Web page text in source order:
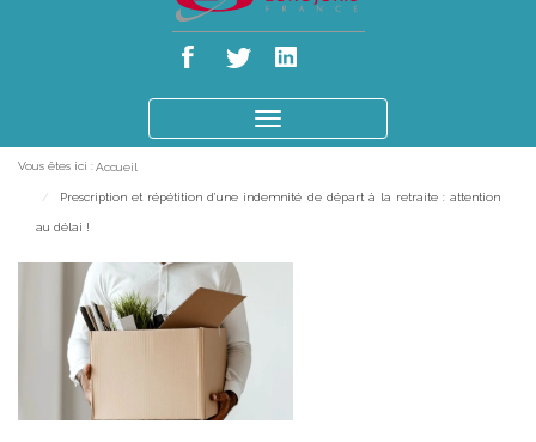
le
Vous êtes ici : Accueil
Prescription et répétition d’une indemnité de départ à la retraite : attention
au délai !